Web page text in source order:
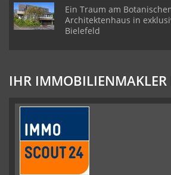
Ein Traum am
Architektenhaus in
Bielefeld
IHR IMMOBILIENMAKLER